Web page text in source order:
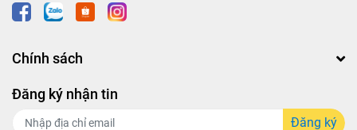
Chính sách
Đăng ký nhận tin
Đăng ký